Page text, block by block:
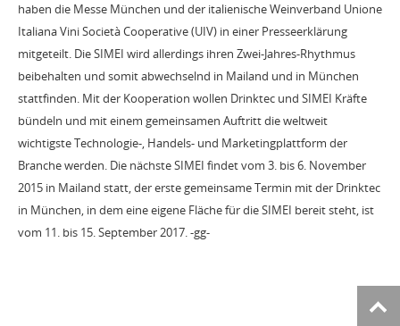
haben die Messe München und der italienische Weinverband Unione
Italiana Vini Società Cooperative (UIV) in einer Presseerklärung
mitgeteilt. Die SIMEI wird allerdings ihren Zwei-Jahres-Rhythmus
beibehalten und somit abwechselnd in Mailand und in München
stattfinden. Mit der Kooperation wollen Drinktec und SIMEI Kräfte
bündeln und mit einem gemeinsamen Auftritt die weltweit
wichtigste Technologie-, Handels- und Marketingplattform der
Branche werden. Die nächste SIMEI findet vom 3. bis 6. November
2015 in Mailand statt, der erste gemeinsame Termin mit der Drinktec
in München, in dem eine eigene Fläche für die SIMEI bereit steht, ist
vom 11. bis 15. September 2017. -gg-